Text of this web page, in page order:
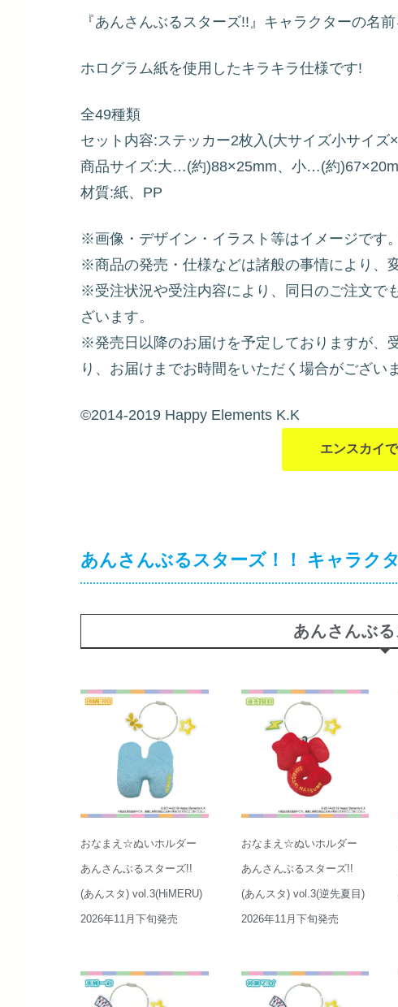
『あんさんぶるスターズ!!』キャラクターの名
ホログラム紙を使用したキラキラ仕様です!
全49種類
セット内容:ステッカー2枚入(大サイズ小サイズ
商品サイズ:大…(約)88×25mm、小…(約
材質:紙、PP
※画像・デザイン・イラスト等はイメージです
※商品の発売・仕様などは諸般の事情により、
※受注状況や受注内容により、同日のご注文で
ざいます。
※発売日以降のお届けを予定しておりますが、
り、お届けまでお時間をいただく場合がござい
©2014-2019 Happy Elements K.K
エンスカイ
あんさんぶるスターズ！！ キャラク
あんさんぶ
おなまえ☆ぬいホルダー
あんさんぶるスターズ!!
(あんスタ) vol.3(HiMERU)
2026年11月下旬発売
おなまえ☆ぬいホルダー
あんさんぶるスターズ!!
(あんスタ) vol.3(逆先夏目)
2026年11月下旬発売